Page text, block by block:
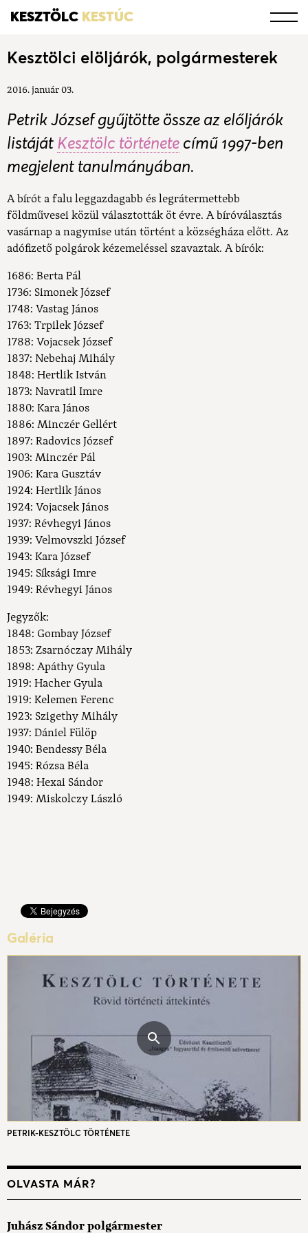
KESZTÖLC KESTÚC
Kesztölci elöljárók, polgármesterek
2016. január 03.
Petrik József gyűjtötte össze az előljárók
listáját Kesztölc története című 1997-ben
megjelent tanulmányában.
A bírót a falu leggazdagabb és legrátermettebb
földművesei közül választották öt évre. A bíróválasztás
vasárnap a nagymise után történt a községháza előtt. Az
adófizető polgárok kézemeléssel szavaztak. A bírók:
1686: Berta Pál
1736: Simonek József
1748: Vastag János
1763: Trpilek József
1788: Vojacsek József
1837: Nebehaj Mihály
1848: Hertlik István
1873: Navratil Imre
1880: Kara János
1886: Minczér Gellért
1897: Radovics József
1903: Minczér Pál
1906: Kara Gusztáv
1924: Hertlik János
1924: Vojacsek János
1937: Révhegyi János
1939: Velmovszki József
1943: Kara József
1945: Síksági Imre
1949: Révhegyi János
Jegyzők:
1848: Gombay József
1853: Zsarnóczay Mihály
1898: Apáthy Gyula
1919: Hacher Gyula
1919: Kelemen Ferenc
1923: Szigethy Mihály
1937: Dániel Fülöp
1940: Bendessy Béla
1945: Rózsa Béla
1948: Hexai Sándor
1949: Miskolczy László
Galéria
PETRIK-KESZTÖLC TÖRTÉNETE
OLVASTA MÁR?
Juhász Sándor polgármester